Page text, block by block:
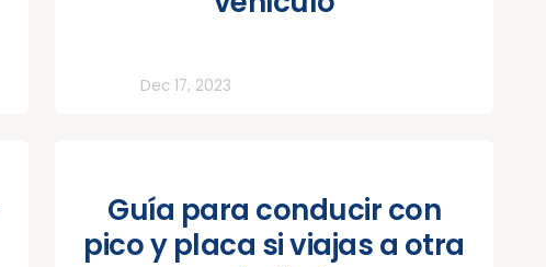
Dec 17, 2023
Guía para conducir con
pico y placa si viajas a otra